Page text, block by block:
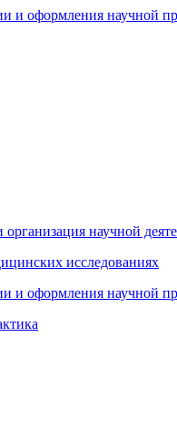
и оформления научной
научной
исследованиях
и оформления научной